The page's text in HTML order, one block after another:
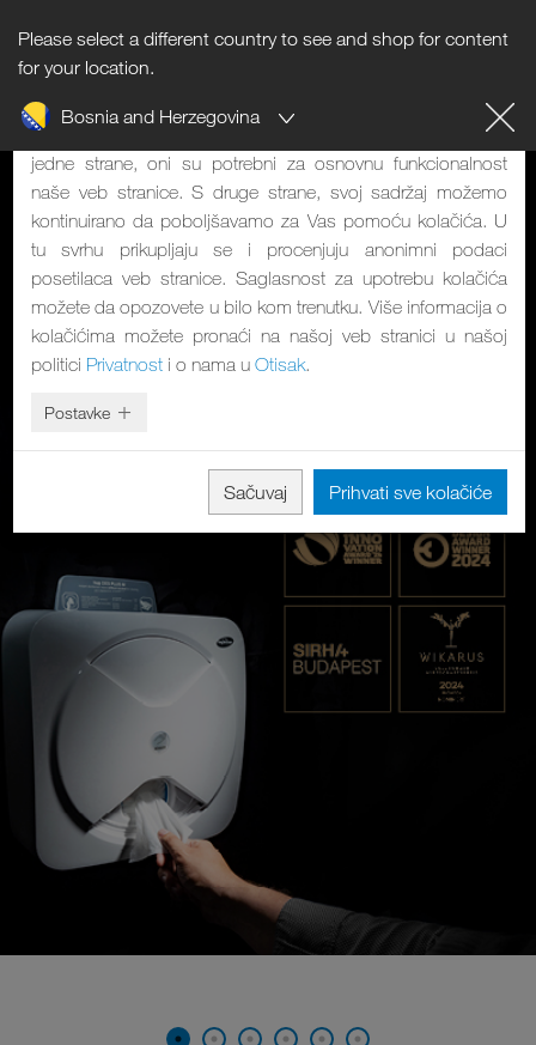
Please select a different country to see and shop for content
for your location.
Bosnia and Herzegovina
Napomena o kolačićima
Naša veb stranica koristi kolačiće. Oni imaju dve funkcije: S
jedne strane, oni su potrebni za osnovnu funkcionalnost
naše veb stranice. S druge strane, svoj sadržaj možemo
kontinuirano da poboljšavamo za Vas pomoću kolačića. U
tu svrhu prikupljaju se i procenjuju anonimni podaci
posetilaca veb stranice. Saglasnost za upotrebu kolačića
možete da opozovete u bilo kom trenutku. Više informacija o
kolačićima možete pronaći na našoj veb stranici u našoj
politici Privatnost i o nama u Otisak.
Postavke
Sačuvaj Prihvati sve kolačiće